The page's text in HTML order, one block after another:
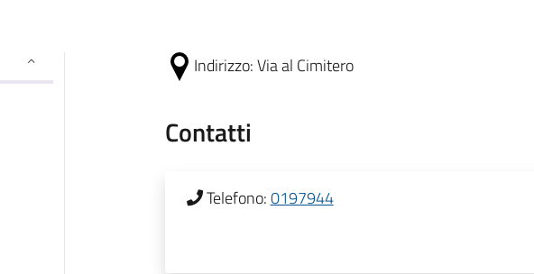
Indirizzo:Via al Cimitero
Contatti
Telefono:0197944